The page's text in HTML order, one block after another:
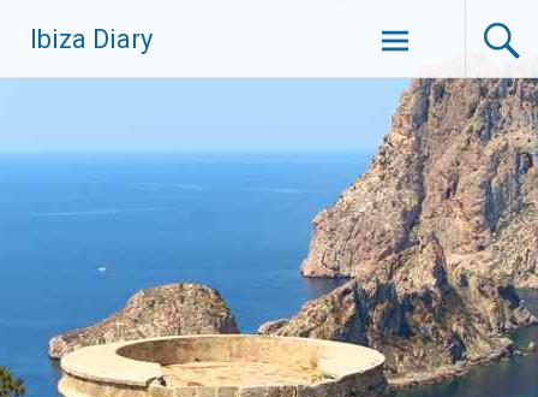
Inhalt
springen
Ibiza Diary